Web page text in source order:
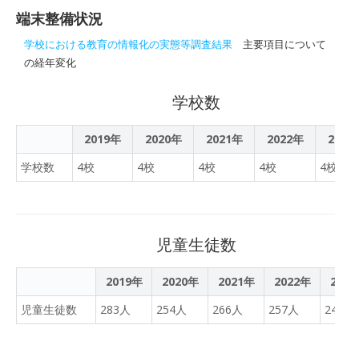
中学校で「Qubena」を先
育行政執行方針の中の学力
向上に向けた取り組みの1
つとして正式採用。全町立
小中学校4校の約210人
（小学3年～中学3年生、一
した。「Qubena」は、AI
が生徒一人ひとりの習熟度
に合わせて最適な問題を出
題するAI型教材で、2021年
度には小学校・中学校の5
教科対応版をリリース。全
持ち帰り」することとして
3年生以上で活用すること
ができるAIドリルに自宅で
取り組むことができるよう
になります。ご家庭用の使
用マニュアルについてはす
ますので、ご確認くださ
の授業や生活の中で使用に
慣れた上で、6月を目途に
持ち帰ることとしておりま
端末整備状況
学校における教育の情報化の実態等調査結果 主要項目について
の経年変化
学校数
2019年 2020年 2021年 2022年
2023
学校数
4校 4校 4校 4校 4校
児童生徒数
2019年 2020年 2021年 2022年
2023
児童生徒数
283人 254人 266人 257人 244人